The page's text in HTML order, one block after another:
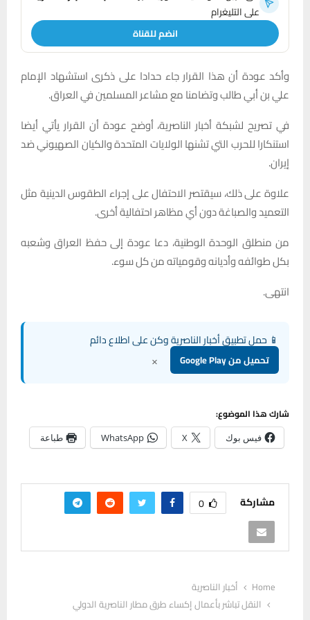
على التليغرام
انضم للقناة
وأكد عودة أن هذا القرار جاء حدادا على ذكرى استشهاد الإمام
علي بن أبي طالب وتضامنا مع مشاعر المسلمين في العراق.
في تصريح لشبكة أخبار الناصرية، أوضح عودة أن القرار يأتي أيضا
استنكارا للحرب التي تشنها الولايات المتحدة والكيان الصهيوني ضد
إيران.
علاوة على ذلك، سيقتصر الاحتفال على إجراء الطقوس الدينية مثل
التعميد والصباغة دون أي مظاهر احتفالية أخرى.
من منطلق الوحدة الوطنية، دعا عودة إلى حفظ العراق وشعبه
بكل طوائفه وأديانه وقومياته من كل سوء.
انتهى.
📱 حمل تطبيق أخبار الناصرية وكن على اطلاع دائم
تحميل من Google Play ×
شارك هذا الموضوع:
فيس بوك X
WhatsApp طباعة
مشاركة 0
Home
أخبار الناصرية
النقل تباشر بأعمال إكساء طرق مطار الناصرية الدولي